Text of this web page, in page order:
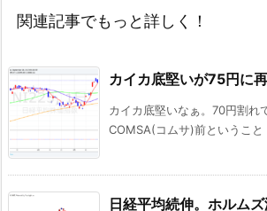
関連記事でもっと詳しく！
カイカ底堅いが75円に
カイカ底堅いなぁ。70円割れ
COMSA(コムサ)前ということ
日経平均続伸。ホルム